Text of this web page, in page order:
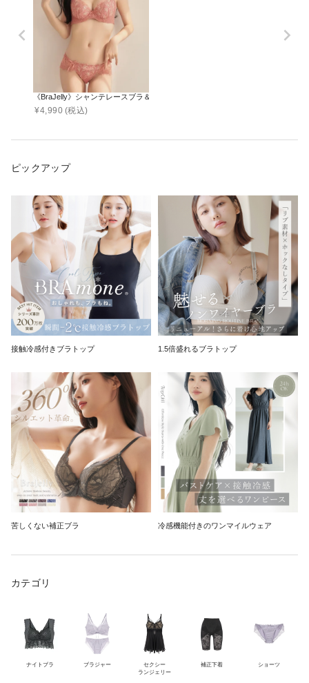
《BraJelly》シャンテレースブラ＆ショーツ
¥4,990 (税込)
ピックアップ
接触冷感付きブラトップ 1.5倍盛れるブラトップ
苦しくない補正ブラ 冷感機能付きのワンマイルウェア
カテゴリ
ナイトブラ ブラジャー
セクシー
ランジェリー
補正下着 ショーツ